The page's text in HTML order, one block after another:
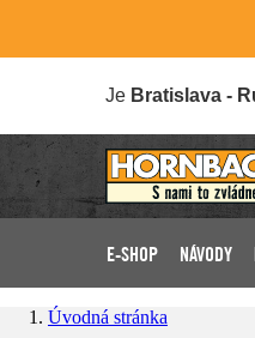
Je Bratislava -
E-SHOP NÁVODY
Úvodná stránka